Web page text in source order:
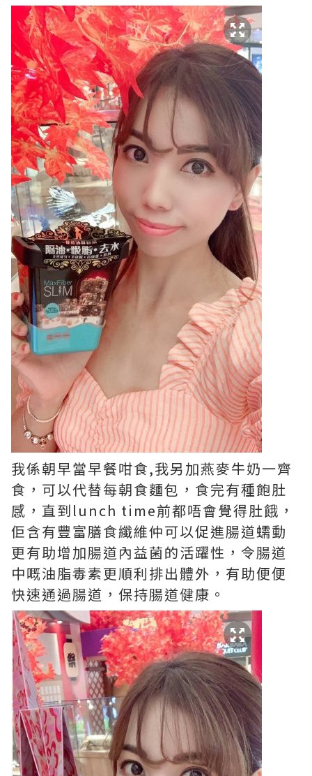
我係朝早當早餐咁食,我另加燕麥牛奶一齊
食，可以代替每朝食麵包，食完有種飽肚
感，直到lunch time前都唔會覺得肚餓，
佢含有豐富膳食纖維仲可以促進腸道蠕動
更有助增加腸道內益菌的活躍性，令腸道
中嘅油脂毒素更順利排出體外，有助便便
快速通過腸道，保持腸道健康。